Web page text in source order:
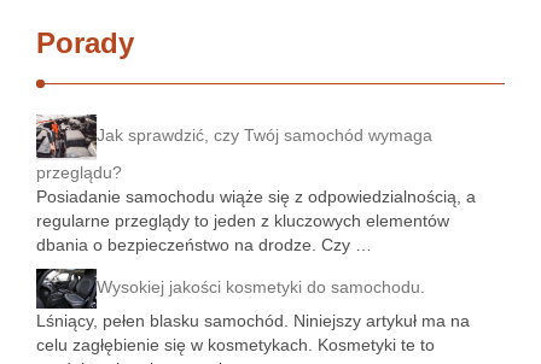
Porady
Jak sprawdzić, czy Twój samochód wymaga
przeglądu?
Posiadanie samochodu wiąże się z odpowiedzialnością, a
regularne przeglądy to jeden z kluczowych elementów
dbania o bezpieczeństwo na drodze. Czy …
Wysokiej jakości kosmetyki do samochodu.
Lśniący, pełen blasku samochód. Niniejszy artykuł ma na
celu zagłębienie się w kosmetykach. Kosmetyki te to